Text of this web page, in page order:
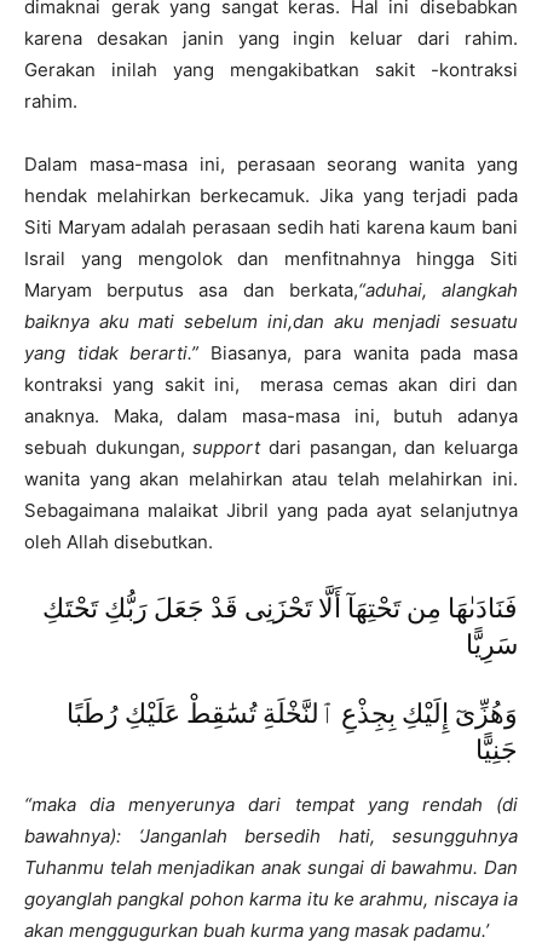
dimaknai gerak yang sangat keras. Hal ini disebabkan
karena desakan janin yang ingin keluar dari rahim.
Gerakan inilah yang mengakibatkan sakit -kontraksi
rahim.
Dalam masa-masa ini, perasaan seorang wanita yang
hendak melahirkan berkecamuk. Jika yang terjadi pada
Siti Maryam adalah perasaan sedih hati karena kaum bani
Israil yang mengolok dan menfitnahnya hingga Siti
Maryam berputus asa dan berkata,“aduhai, alangkah
baiknya aku mati sebelum ini,dan aku menjadi sesuatu
yang tidak berarti.” Biasanya, para wanita pada masa
kontraksi yang sakit ini, merasa cemas akan diri dan
anaknya. Maka, dalam masa-masa ini, butuh adanya
sebuah dukungan,supportdari pasangan, dan keluarga
wanita yang akan melahirkan atau telah melahirkan ini.
Sebagaimana malaikat Jibril yang pada ayat selanjutnya
oleh Allah disebutkan.
فَنَادَىٰهَا مِن تَحْتِهَآ أَلَّا تَحْزَنِى قَدْ جَعَلَ رَبُّكِ تَحْتَكِ
سَرِيًّا
وَهُزِّىٓ إِلَيْكِ بِجِذْعِ ٱلنَّخْلَةِ تُسَٰقِطْ عَلَيْكِ رُطَبًا
جَنِيًّا
“maka dia menyerunya dari tempat yang rendah (di
bawahnya): ‘Janganlah bersedih hati, sesungguhnya
Tuhanmu telah menjadikan anak sungai di bawahmu. Dan
goyanglah pangkal pohon karma itu ke arahmu, niscaya ia
akan menggugurkan buah kurma yang masak padamu.’